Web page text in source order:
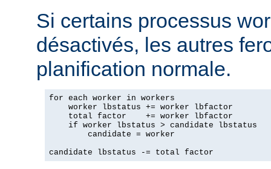
Si certains processus
désactivés, les autres
planification normale.
for each worker in workers
    worker lbstatus += worker lbfactor
    total factor    += worker lbfactor
    if worker lbstatus > candidate lbstatus
        candidate = worker
candidate lbstatus -= total factor